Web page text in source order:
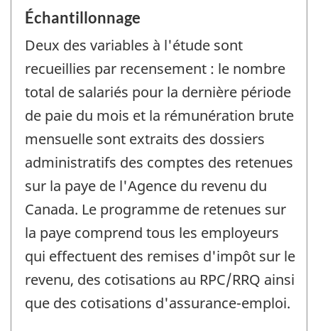
Échantillonnage
Deux des variables à l'étude sont
recueillies par recensement : le nombre
total de salariés pour la dernière période
de paie du mois et la rémunération brute
mensuelle sont extraits des dossiers
administratifs des comptes des retenues
sur la paye de l'Agence du revenu du
Canada. Le programme de retenues sur
la paye comprend tous les employeurs
qui effectuent des remises d'impôt sur le
revenu, des cotisations au RPC/RRQ ainsi
que des cotisations d'assurance-emploi.